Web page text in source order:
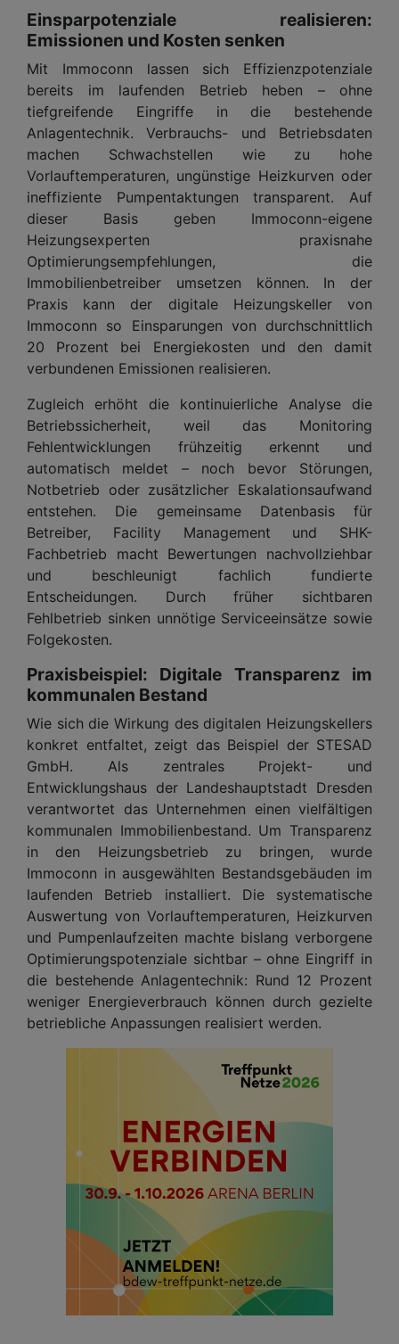
Einsparpotenziale realisieren:
Emissionen und Kosten senken
Mit Immoconn lassen sich Effizienzpotenziale
bereits im laufenden Betrieb heben – ohne
tiefgreifende Eingriffe in die bestehende
Anlagentechnik. Verbrauchs- und Betriebsdaten
machen Schwachstellen wie zu hohe
Vorlauftemperaturen, ungünstige Heizkurven oder
ineffiziente Pumpentaktungen transparent. Auf
dieser Basis geben Immoconn-eigene
Heizungsexperten praxisnahe
Optimierungsempfehlungen, die
Immobilienbetreiber umsetzen können. In der
Praxis kann der digitale Heizungskeller von
Immoconn so Einsparungen von durchschnittlich
20 Prozent bei Energiekosten und den damit
verbundenen Emissionen realisieren.
Zugleich erhöht die kontinuierliche Analyse die
Betriebssicherheit, weil das Monitoring
Fehlentwicklungen frühzeitig erkennt und
automatisch meldet – noch bevor Störungen,
Notbetrieb oder zusätzlicher Eskalationsaufwand
entstehen. Die gemeinsame Datenbasis für
Betreiber, Facility Management und SHK-
Fachbetrieb macht Bewertungen nachvollziehbar
und beschleunigt fachlich fundierte
Entscheidungen. Durch früher sichtbaren
Fehlbetrieb sinken unnötige Serviceeinsätze sowie
Folgekosten.
Praxisbeispiel: Digitale Transparenz im
kommunalen Bestand
Wie sich die Wirkung des digitalen Heizungskellers
konkret entfaltet, zeigt das Beispiel der STESAD
GmbH. Als zentrales Projekt- und
Entwicklungshaus der Landeshauptstadt Dresden
verantwortet das Unternehmen einen vielfältigen
kommunalen Immobilienbestand. Um Transparenz
in den Heizungsbetrieb zu bringen, wurde
Immoconn in ausgewählten Bestandsgebäuden im
laufenden Betrieb installiert. Die systematische
Auswertung von Vorlauftemperaturen, Heizkurven
und Pumpenlaufzeiten machte bislang verborgene
Optimierungspotenziale sichtbar – ohne Eingriff in
die bestehende Anlagentechnik: Rund 12 Prozent
weniger Energieverbrauch können durch gezielte
betriebliche Anpassungen realisiert werden.